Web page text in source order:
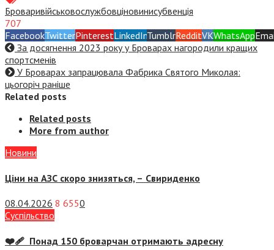
Броваривійськовослужбовціновинисубвенція
707
FacebookTwitterPinterestLinkedInTumblrRedditVKWhatsApp
За досягнення 2023 року у Броварах нагородили кращих
спортсменів
У Броварах запрацювала Фабрика Святого Миколая:
цьогоріч раніше
Related posts
Related posts
More from author
Новини
Ціни на АЗС скоро знизяться, – Свириденко
08.04.2026 8 6550
Суспiльство
❤️‍🩹 Понад 150 броварчан отримають адресну